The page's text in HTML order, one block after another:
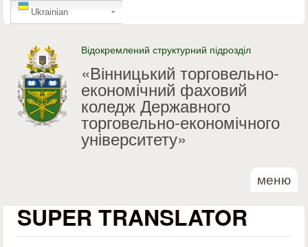
Перейти до основного
GTranslate
Ukrainian
Відокремлений структурний підрозділ
«Вінницький торговельно-
економічний фаховий
коледж Державного
торговельно-економічного
університету»
меню
SUPER TRANSLATOR